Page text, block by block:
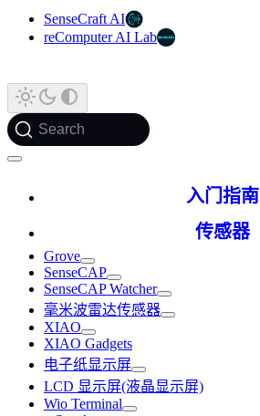
SenseCraft AI
reComputer AI Lab
Search
入门指南
传感器
Grove
SenseCAP
SenseCAP Watcher
毫米波雷达传感器
XIAO
XIAO Gadgets
电子纸显示屏
LCD 显示屏(液晶显示屏)
Wio Terminal